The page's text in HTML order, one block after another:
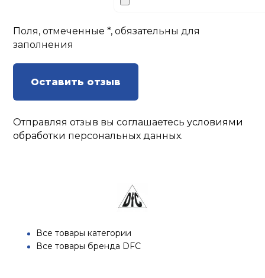
Поля, отмеченные *, обязательны для
заполнения
Оставить отзыв
Отправляя отзыв вы соглашаетесьусловиями
обработки персональных данных.
Все товары категории
Все товары бренда DFC